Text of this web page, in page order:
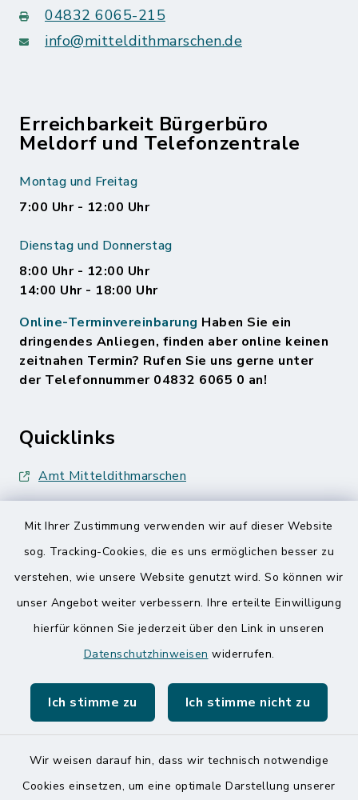
Mit Ihrer Zustimmung verwenden wir auf dieser Website
sog. Tracking-Cookies, die es uns ermöglichen besser zu
verstehen, wie unsere Website genutzt wird. So können wir
unser Angebot weiter verbessern. Ihre erteilte Einwilligung
hierfür können Sie jederzeit über den Link in unseren
Datenschutzhinweisen widerrufen.
Ich stimme zu Ich stimme nicht zu
Wir weisen darauf hin, dass wir technisch notwendige
Cookies einsetzen, um eine optimale Darstellung unserer
04832 6065-215
info@mitteldithmarschen.de
Erreichbarkeit Bürgerbüro
Meldorf und Telefonzentrale
Montag und Freitag
7:00 Uhr - 12:00 Uhr
Dienstag und Donnerstag
8:00 Uhr - 12:00 Uhr
14:00 Uhr - 18:00 Uhr
Online-Terminvereinbarung Haben Sie ein
dringendes Anliegen, finden aber online keinen
zeitnahen Termin? Rufen Sie uns gerne unter
der Telefonnummer 04832 6065 0 an!
Quicklinks
Amt Mitteldithmarschen
Nationalpark Wattenmeer
Kontakt
Barrierefreiheit
Impressum